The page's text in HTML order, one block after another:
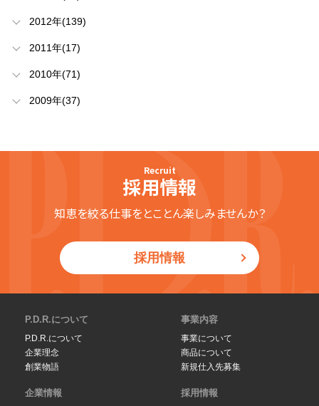
2012年(139)
2011年(17)
2010年(71)
2009年(37)
Recruit
採用情報
知恵を絞る仕事をとことん楽しみませんか？
採用情報
P.D.R.について
P.D.R.について
企業理念
創業物語
事業内容
事業について
商品について
新規仕入先募集
企業情報 採用情報